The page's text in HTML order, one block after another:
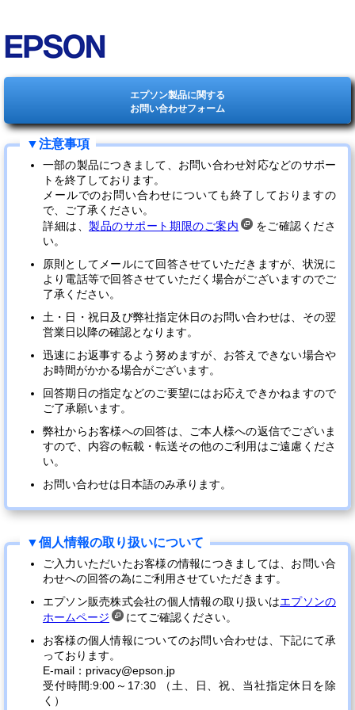
エプソン製品に関する
お問い合わせフォーム
一部の製品につきまして、お問い合わせ対応などのサポー
トを終了しております。
メールでのお問い合わせについても終了しておりますの
で、ご了承ください。
詳細は、製品のサポート期限のご案内
をご確認くださ
い。
原則としてメールにて回答させていただきますが、状況に
より電話等で回答させていただく場合がございますのでご
了承ください。
土・日・祝日及び弊社指定休日のお問い合わせは、その翌
営業日以降の確認となります。
迅速にお返事するよう努めますが、お答えできない場合や
お時間がかかる場合がございます。
回答期日の指定などのご要望にはお応えできかねますので
ご了承願います。
弊社からお客様への回答は、ご本人様への返信でございま
すので、内容の転載・転送その他のご利用はご遠慮くださ
い。
お問い合わせは日本語のみ承ります。
ご入力いただいたお客様の情報につきましては、お問い合
わせへの回答の為にご利用させていただきます。
エプソン販売株式会社の個人情報の取り扱いはエプソンの
ホームページ
にてご確認ください。
お客様の個人情報についてのお問い合わせは、下記にて承
っております。
E-mail：privacy@epson.jp
受付時間:9:00～17:30 （土、日、祝、当社指定休日を除
く）